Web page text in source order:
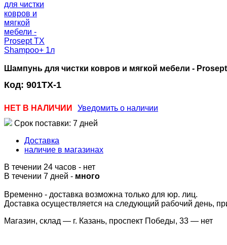
Шампунь для чистки ковров и мягкой мебели -
Код: 901TX-1
НЕТ В НАЛИЧИИ
Уведомить о наличии
Срок поставки: 7 дней
Доставка
наличие в магазинах
В течении 24 часов - нет
В течении 7 дней - много
Временно - доставка возможна только для юр. лиц.
Доставка осуществляется на следующий рабочий день,
Магазин, склад — г. Казань, проспект Победы, 33 — нет